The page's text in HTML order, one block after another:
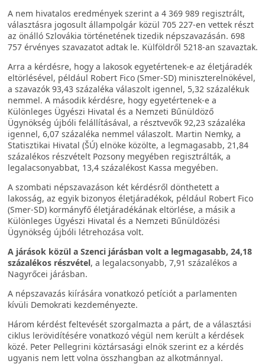
A nem hivatalos eredmények szerint a 4 369 989 regisztrált,
választásra jogosult állampolgár közül 705 227-en vettek részt
az önálló Szlovákia történetének tizedik népszavazásán. 698
757 érvényes szavazatot adtak le. Külföldről 5218-an szavaztak.
Arra a kérdésre, hogy a lakosok egyetértenek-e az életjáradék
eltörlésével, például Robert Fico (Smer-SD) miniszterelnökével,
a szavazók 93,43 százaléka válaszolt igennel, 5,32 százalékuk
nemmel. A második kérdésre, hogy egyetértenek-e a
Különleges Ügyészi Hivatal és a Nemzeti Bűnüldöző
Ügynökség újbóli felállításával, a résztvevők 92,23 százaléka
igennel, 6,07 százaléka nemmel válaszolt. Martin Nemky, a
Statisztikai Hivatal (ŠÚ) elnöke közölte, a legmagasabb, 21,84
százalékos részvételt Pozsony megyében regisztrálták, a
legalacsonyabbat, 13,4 százalékost Kassa megyében.
A szombati népszavazáson két kérdésről dönthetett a
lakosság, az egyik bizonyos életjáradékok, például Robert Fico
(Smer-SD) kormányfő életjáradékának eltörlése, a másik a
Különleges Ügyészi Hivatal és a Nemzeti Bűnüldözési
Ügynökség újbóli létrehozása volt.
A járások közül a Szenci járásban volt a legmagasabb, 24,18
százalékos részvétel, a legalacsonyabb, 7,91 százalékos a
Nagyrőcei járásban.
A népszavazás kiírására vonatkozó petíciót a parlamenten
kívüli Demokrati kezdeményezte.
Három kérdést feltevését szorgalmazta a párt, de a választási
ciklus lerövidítésére vonatkozó végül nem került a kérdések
közé. Peter Pellegrini köztársasági elnök szerint ez a kérdés
ugyanis nem lett volna összhangban az alkotmánnyal.